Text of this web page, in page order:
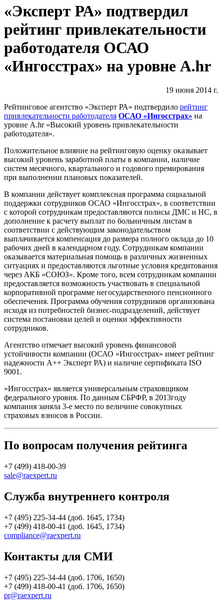
«Эксперт РА» подтвердил
рейтинг привлекательности
работодателя ОСАО
«Ингосстрах» на уровне А.hr
19 июня 2014 г.
Рейтинговое агентство «Эксперт РА» подтвердило рейтинг
привлекательности работодателя ОСАО «Ингосстрах» на
уровне А.hr «Высокий уровень привлекательности
работодателя».
Положительное влияние на рейтинговую оценку оказывает
высокий уровень заработной платы в компании, наличие
систем месячного, квартального и годового премирования
при выполнении плановых показателей.
В компании действует комплексная программа социальной
поддержки сотрудников ОСАО «Ингосстрах», в соответствии
с которой сотрудникам предоставляются полисы ДМС и НС, в
дополнение к расчету выплат по больничным листам в
соответствии с действующим законодательством
выплачивается компенсация до размера полного оклада до 10
рабочих дней в календарном году. Сотрудникам компании
оказывается материальная помощь в различных жизненных
ситуациях и предоставляются льготные условия кредитования
через АКБ «СОЮЗ». Кроме того, всем сотрудникам компании
предоставляется возможность участвовать в специальной
корпоративной программе негосударственного пенсионного
обеспечения. Программа обучения сотрудников организована
исходя из потребностей бизнес-подразделений, действует
система постановки целей и оценки эффективности
сотрудников.
Агентство отмечает высокий уровень финансовой
устойчивости компании (ОСАО «Ингосстрах» имеет рейтинг
надежности А++ Эксперт РА) и наличие сертификата ISO
9001.
«Ингосстрах» является универсальным страховщиком
федерального уровня. По данным СБРФР, в 2013году
компания заняла 3-е место по величине совокупных
страховых взносов в России.
По вопросам получения рейтинга
+7 (499) 418-00-39
sale@raexpert.ru
Служба внутреннего контроля
+7 (495) 225-34-44 (доб. 1645, 1734)
+7 (499) 418-00-41 (доб. 1645, 1734)
compliance@raexpert.ru
Контакты для СМИ
+7 (495) 225-34-44 (доб. 1706, 1650)
+7 (499) 418-00-41 (доб. 1706, 1650)
pr@raexpert.ru